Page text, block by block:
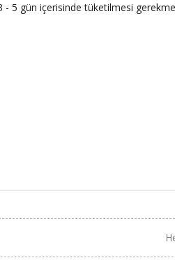
- 5 gün içerisinde tüketilmesi